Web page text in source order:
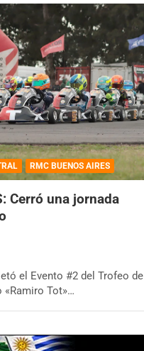
RMC BUENOS AIRES
Cerró una jornada
el Evento #2 del Trofeo de
«Ramiro Tot»…